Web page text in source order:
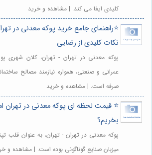
کلیدی ایفا می کند. | مشاهده و خرید
⭐️راهنمای جامع خرید پوکه معدنی در
نکات کلیدی از رضایی
پوکه معدنی در تهران - تهران، کلان شهری
عمرانی و صنعتی، همواره نیازمند مصالح
صرفه است. | مشاهده و خرید
⭐️ قیمت لحظه ای پوکه معدنی در تهران
بخریم؟
پوکه معدنی در تهران - تهران، به عنوان قلب
میزبان صنایع گوناگونی بوده است. | مشاهده و